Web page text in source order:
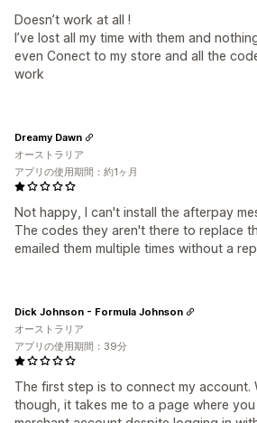
Doesn’t work at all !
I’ve lost all my time with them and
even Conect to my store and all the
work
Not happy, I can't install the afterpay
The codes they aren't there to replace
emailed them multiple times without a
Dreamy Dawn
オーストラリア
アプリの使用期間：約1ヶ月
The first step is to connect my account.
though, it takes me to a page where
Dick Johnson - Formula Johnson
オーストラリア
アプリの使用期間：39分